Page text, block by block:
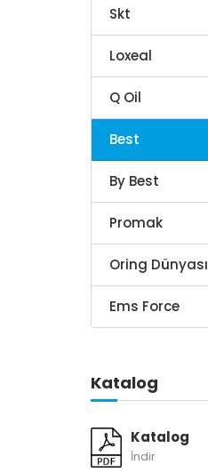
Skt
Loxeal
Q Oil
Best
By Best
Promak
Oring Dünyası
Ems Force
Katalog
Katalog
İndir